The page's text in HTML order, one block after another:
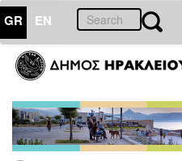
GR EN
ΤΟΠΟΣ
ΜΑΣ
Ανακοινώσεις
Αρχείο